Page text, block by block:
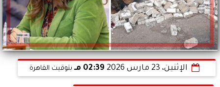
الإثنين، 23 مارس 2026 02:39 مـ بتوقيت القاهرة